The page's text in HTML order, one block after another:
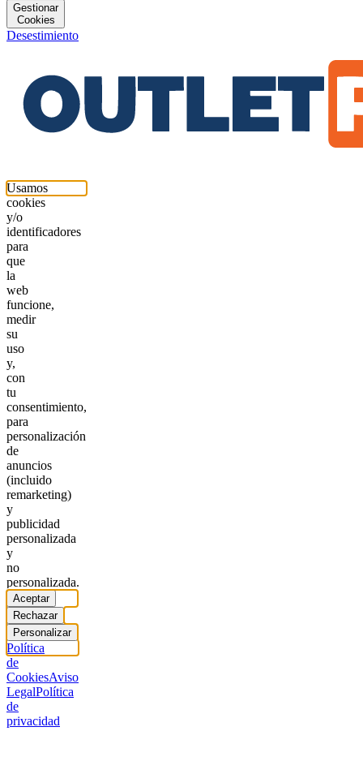
Gestionar
Cookies
Desestimiento
Usamos
cookies
y/o
identificadores
para
que
la
web
funcione,
medir
su
uso
y,
con
tu
consentimiento,
para
personalización
de
anuncios
(incluido
remarketing)
y
publicidad
personalizada
y
no
personalizada.
Aceptar
Rechazar
Personalizar
Política
de
CookiesAviso
LegalPolítica
de
privacidad